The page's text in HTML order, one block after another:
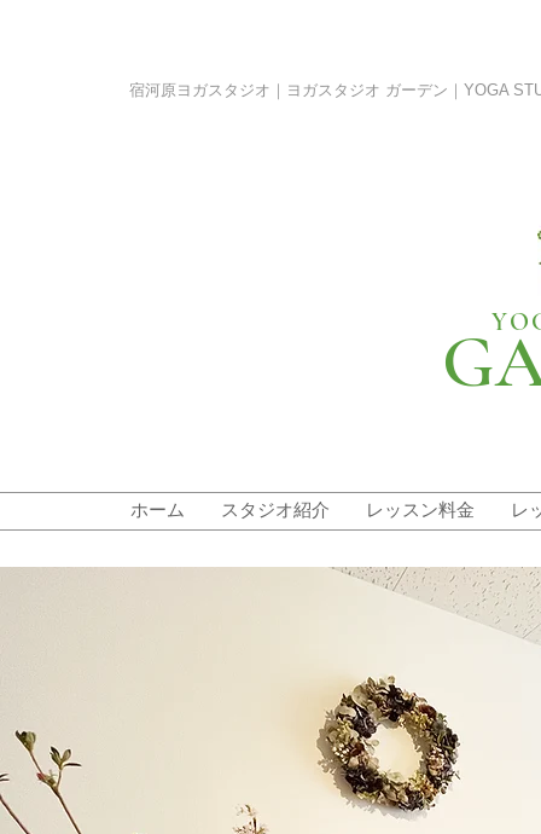
宿河原ヨガスタジオ｜ヨガスタジオ ガーデン｜YOGA
ホーム スタジオ紹介 レッスン料金 レ